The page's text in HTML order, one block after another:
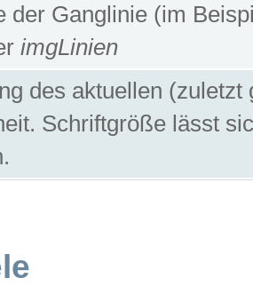
der Ganglinie (im
imgLinien
des aktuellen
Schriftgröße lässt